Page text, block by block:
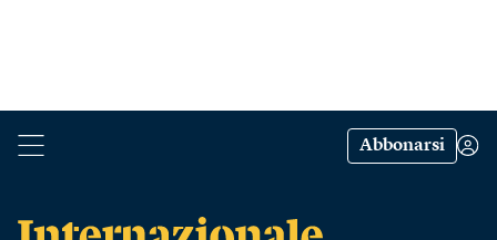
Abbonarsi